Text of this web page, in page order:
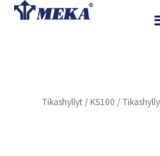
Siirry
Referenssit
Tikashyllyt / KS100 /